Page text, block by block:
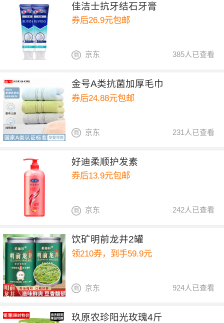
佳洁士抗牙结石牙膏
券后26.9元包邮
385人已查看
京东
金号A类抗菌加厚毛巾
券后24.88元包邮
231人已查看
京东
好迪柔顺护发素
券后13.9元包邮
242人已查看
京东
饮矿明前龙井2罐
领210券，到手59.9元
924人已查看
京东
玖原农珍阳光玫瑰4斤